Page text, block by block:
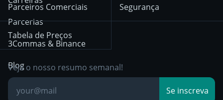
Bybit
Position Trading
Day Trading
Breakout Trading
Privacy Notice from
December 29th 2024
Other Legal
Documentation
Parcerias
3Commas & Binance
Blog
Base de
Parceiros Comerciais
Tabela de Preços
Segurança
Veja o nosso resumo semanal!
Se inscreva